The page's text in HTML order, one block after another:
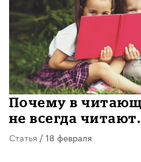
Почему в
не всегда
Статья / 18 февраля